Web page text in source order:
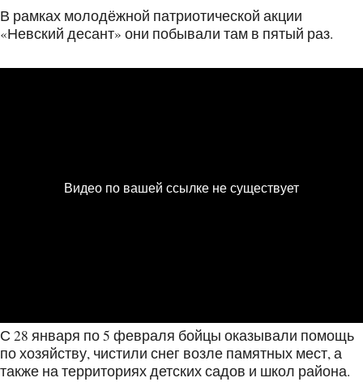
В рамках молодёжной патриотической акции
«Невский десант» они побывали там в пятый раз.
С 28 января по 5 февраля бойцы оказывали помощь
по хозяйству, чистили снег возле памятных мест, а
также на территориях детских садов и школ района.